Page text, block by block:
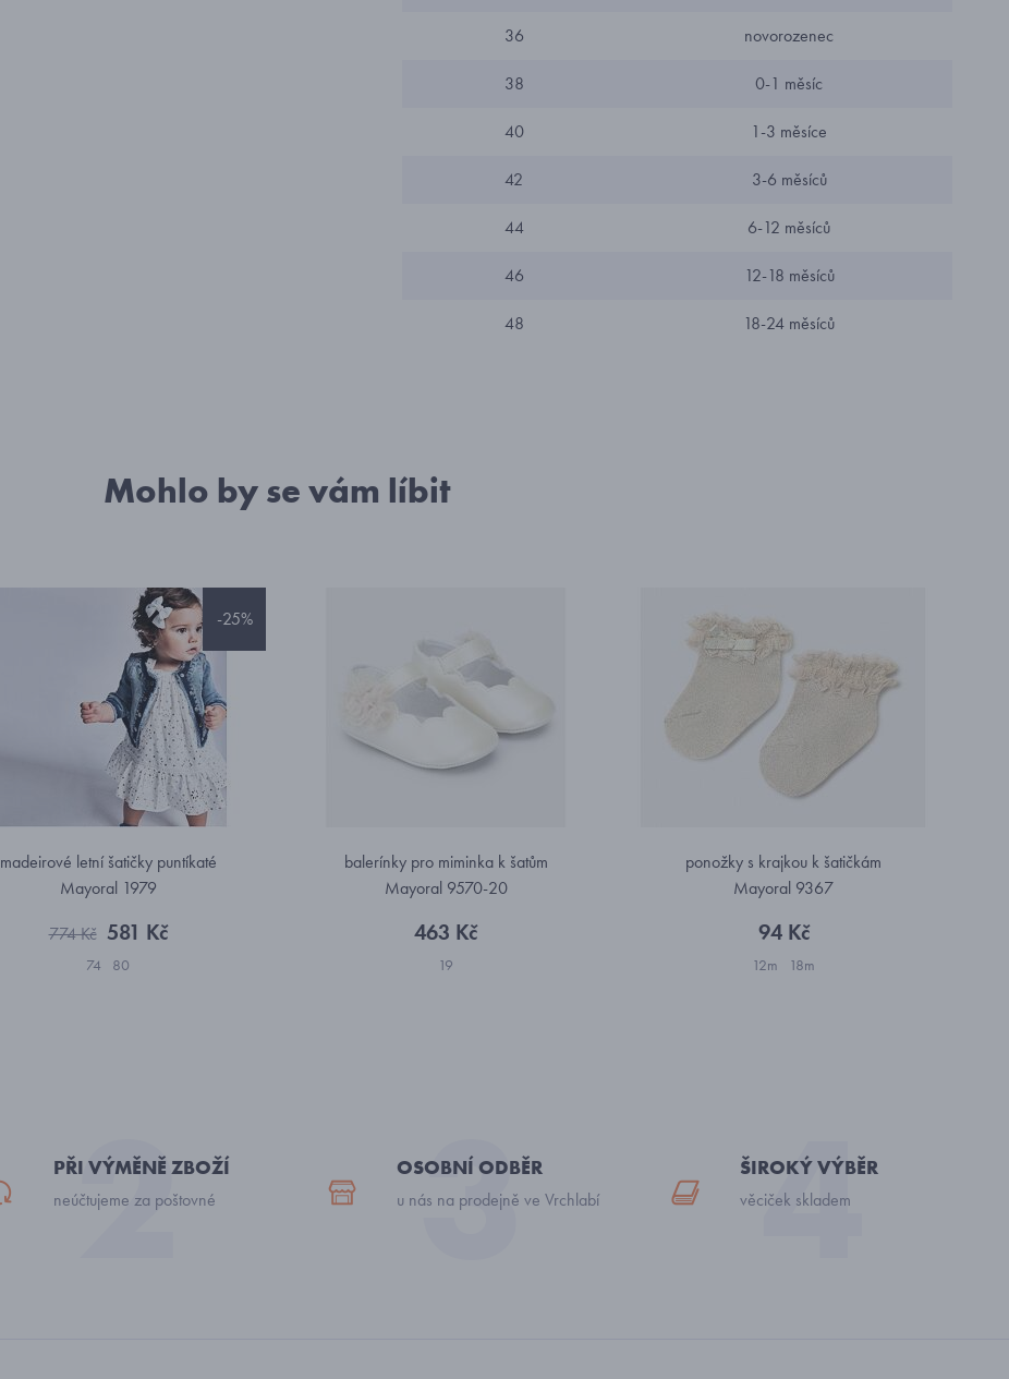
36 novorozenec
38 0-1 měsíc
40 1-3 měsíce
42 3-6 měsíců
44 6-12 měsíců
46 12-18 měsíců
48 18-24 měsíců
Mohlo by se vám líbit
-25%
madeirové letní šatičky puntíkaté
Mayoral 1979
774 Kč 581 Kč
74 80
balerínky pro miminka k šatům
Mayoral 9570-20
463 Kč
19
ponožky s krajkou k šatičkám
Mayoral 9367
94 Kč
12m 18m
PŘI VÝMĚNĚ ZBOŽÍ
neúčtujeme za poštovné
OSOBNÍ ODBĚR
u nás na prodejně ve Vrchlabí
ŠIROKÝ VÝBĚR
věciček skladem